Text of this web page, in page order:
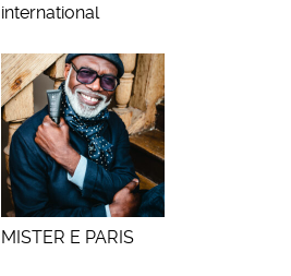
international
MISTER E PARIS